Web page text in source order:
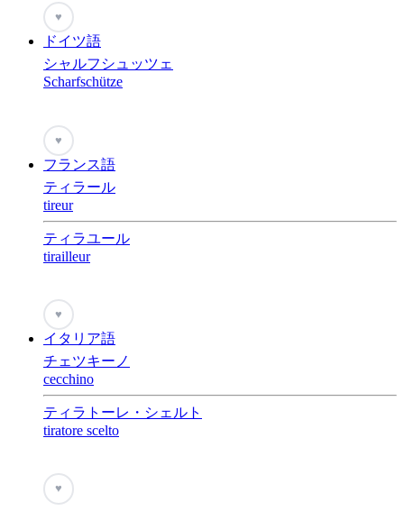
♥
ドイツ語
シャルフシュッツェ
Scharfschütze
♥
フランス語
ティラール
tireur
ティラユール
tirailleur
♥
イタリア語
チェツキーノ
cecchino
ティラトーレ・シェルト
tiratore scelto
♥